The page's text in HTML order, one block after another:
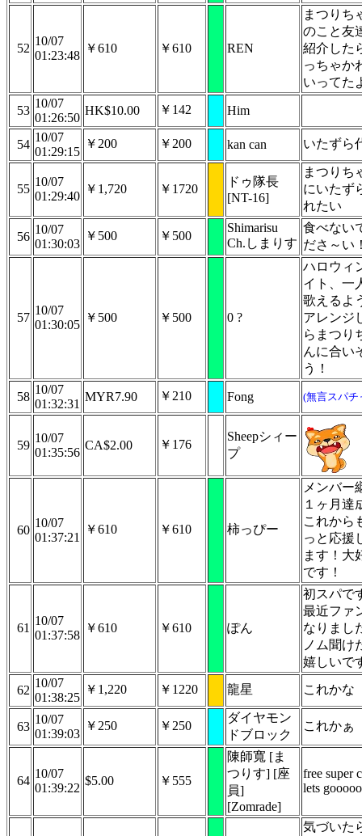
52
10/07
01:23:48
￥610 ￥610 REN
まつりち
のこと友
紹介した
っちゃか
いってた
53
10/07
01:26:50
HK$10.00 ￥142 Him
54
10/07
01:29:15
￥200 ￥200 kan can いたずら
55
10/07
01:29:40
￥1,720 ￥1720
ドゥ隊長
[NT-16]
まつりち
にいたず
れたい
56
10/07
01:30:03
￥500 ￥500
Shimarisu
Ch.しまりす
食べない
ださ～い
57
10/07
01:30:05
￥500 ￥500 0 ?
ハロウィ
イト、一
歌えるよ
アレンジ
らまつり
んに合い
う！
58
10/07
01:32:31
MYR7.90 ￥210 Fong (無言スパチ
59
10/07
01:35:56
CA$2.00 ￥176
Sheepシィー
プ
60
10/07
01:37:21
￥610 ￥610 柿っぴー
メンバー
１ヶ月達
これから
っと応援
ます！大
です！
61
10/07
01:37:58
￥610 ￥610 ぽん
初スパで
最近ファ
なりまし
ノム聞け
嬉しいで
62
10/07
01:38:25
￥1,220 ￥1220 龍星 これかな
63
10/07
01:39:03
￥250 ￥250
ダイヤモン
ドブロック
これかぁ
64
10/07
01:39:22
$5.00 ￥555
陳師寬 [ま
つりす] [座
員]
[Zomrade]
free super
lets
気づいた